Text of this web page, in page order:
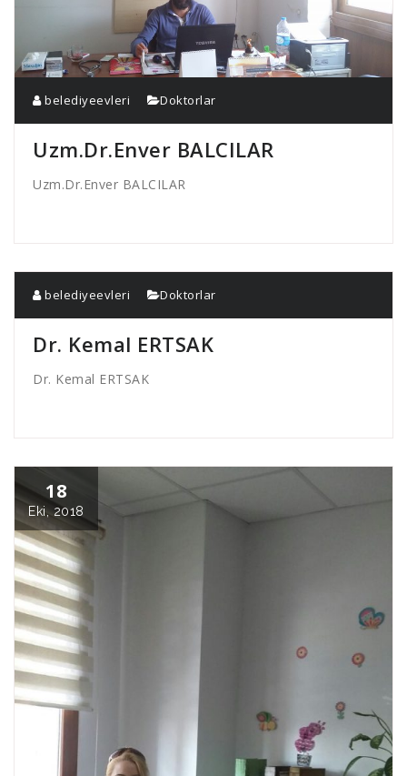
belediyeevleri Doktorlar
Uzm.Dr.Enver BALCILAR
Uzm.Dr.Enver BALCILAR
belediyeevleri Doktorlar
Dr. Kemal ERTSAK
Dr. Kemal ERTSAK
18
Eki, 2018